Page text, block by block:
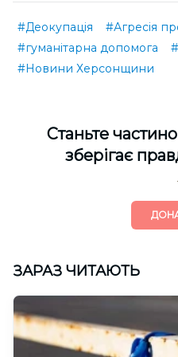
#Деокупація
#Агресія
#гуманітарна допомога
#Новини Херсонщини
Cтаньте
зберігає
ЗАРАЗ ЧИТАЮТЬ